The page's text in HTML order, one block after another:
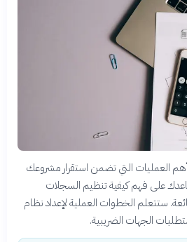
العمليات التي تضمن استقرار مشروعك
على فهم كيفية تنظيم السجلات
ستتعلم الخطوات العملية لإعداد نظام
الجهات الضريبية.